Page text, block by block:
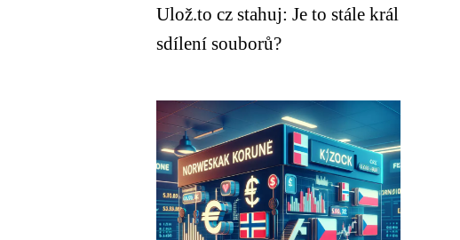
Ulož.to cz stahuj: Je to stále král
sdílení souborů?